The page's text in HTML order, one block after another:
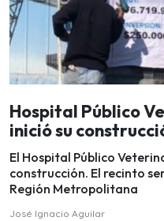
Hospital Público
inició su
El Hospital Público
construcción. El recinto
Región Metropolitana
José Ignacio Aguilar